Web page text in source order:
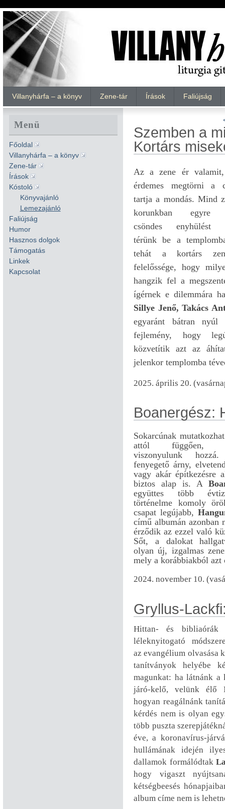
Villanyhárfa – a könyv Zene-tár Írások Faliújság
Menü
Főoldal
Villanyhárfa – a könyv
Zene-tár
Írások
Kóstoló
Könyvajánló
Lemezajánló
Faliújság
Humor
Hasznos dolgok
Támogatás
Linkek
Kapcsolat
Szemben a
Kortárs
Az a zene ér
érdemes megtörni a
tartja a mondás. Mind
korunkban egyre
csöndes enyhülést
térünk be a
tehát a kortárs
felelőssége, hogy
hangzik fel a
ígérnek e dilemmára
Sillye Jenő, Takács
egyaránt bátran
fejlemény, hogy
közvetítik azt az
jelenkor templomba
2025. április 20.
Boanergész:
Sokarcúnak
attól függően,
viszonyulunk
fenyegető árny,
vagy akár építkezésre
biztos alap is. A
együttes több
történelme komoly
csapat legújabb,
című albumán azonban
érződik az ezzel való
Sőt, a dalokat
olyan új, izgalmas
mely a korábbiakból
2024. november 10.
Gryllus-
Hittan- és bibliaórák
léleknyitogató
az evangélium olvasása
tanítványok helyébe
magunkat: ha látnánk a
járó-kelő, velünk élő
hogyan reagálnánk
kérdés nem is olyan
több puszta
éve, a koronavírus-
hullámának idején
dallamok formálódtak
hogy vigaszt
kétségbeesés
album címe nem is